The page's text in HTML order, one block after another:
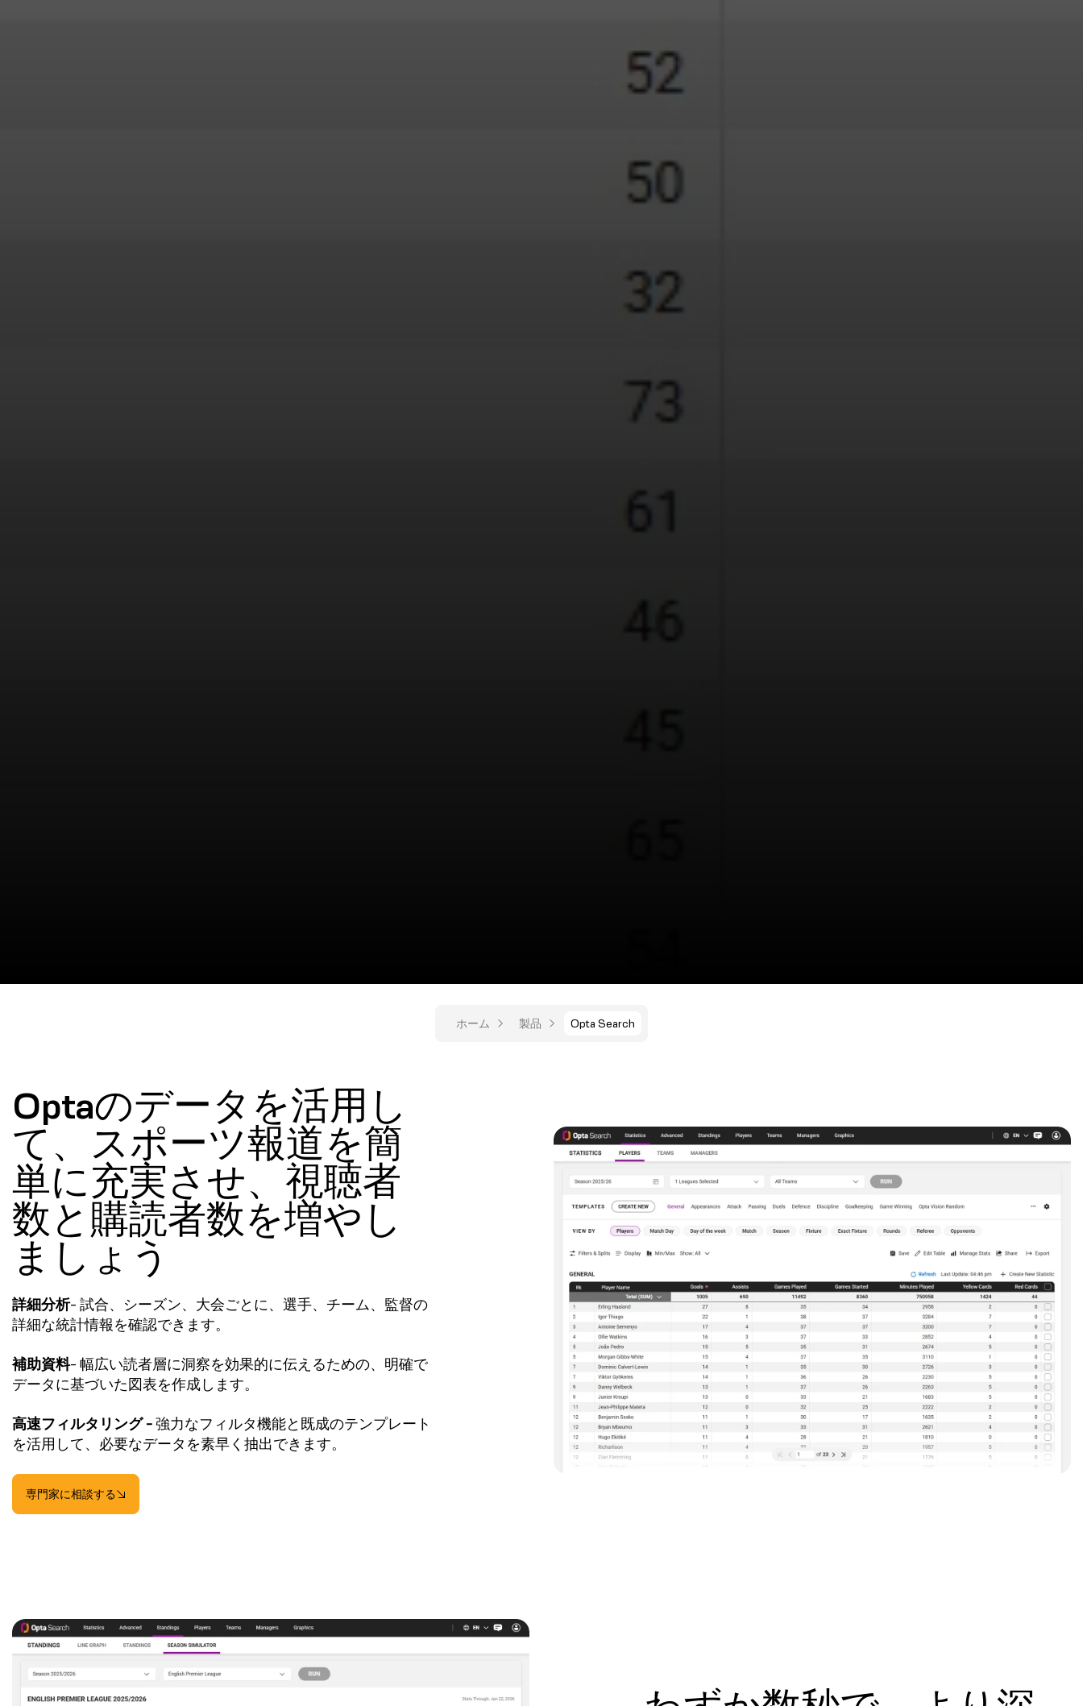
ホーム 製品 Opta Search
Optaのデータを活用し
て、スポーツ報道を簡
単に充実させ、視聴者
数と購読者数を増やし
ましょう
詳細分析- 試合、シーズン、大会ごとに、選手、チーム、監督の
詳細な統計情報を確認できます。
補助資料- 幅広い読者層に洞察を効果的に伝えるための、明確で
データに基づいた図表を作成します。
高速フィルタリング - 強力なフィルタ機能と既成のテンプレート
を活用して、必要なデータを素早く抽出できます。
専門家に相談する